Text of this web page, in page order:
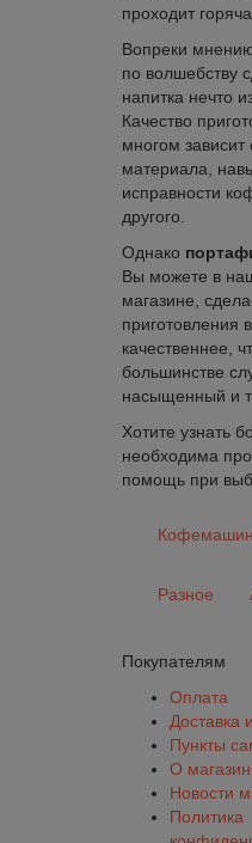
проходит
Вопреки
по волшебству
напитка нечто
Качество
многом зависит
материала,
исправности
другого.
Однако
Вы можете в
магазине,
приготовления
качественнее,
большинстве
насыщенный и
Хотите узнать
необходима
помощь при
Разное
Покупателям
Оплата
Доставка
Пункты
О
Новости
Политика